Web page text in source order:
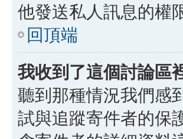
他發送私人訊息的權
回頂端
我收到了這個討論區
聽到那種情況我們感
試與追蹤寄件者的保